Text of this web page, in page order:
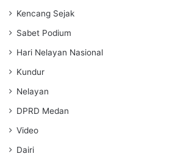
Kencang Sejak
Sabet Podium
Hari Nelayan Nasional
Kundur
Nelayan
DPRD Medan
Video
Dairi